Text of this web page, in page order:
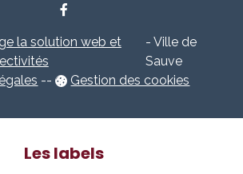
la solution web et
- Ville de
Sauve
-- Gestion des cookies
Les labels